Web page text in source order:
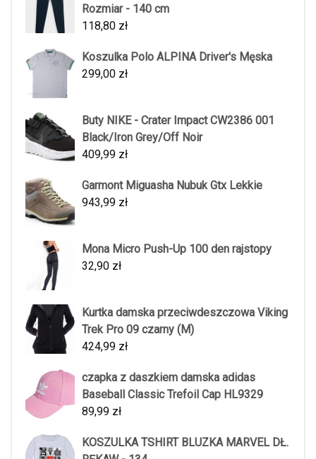
Rozmiar - 140 cm
118,80 zł
Koszulka Polo ALPINA Driver's Męska
299,00 zł
Buty NIKE - Crater Impact CW2386 001
Black/Iron Grey/Off Noir
409,99 zł
Garmont Miguasha Nubuk Gtx Lekkie
943,99 zł
Mona Micro Push-Up 100 den rajstopy
32,90 zł
Kurtka damska przeciwdeszczowa Viking
Trek Pro 09 czarny (M)
424,99 zł
czapka z daszkiem damska adidas
Baseball Classic Trefoil Cap HL9329
89,99 zł
KOSZULKA TSHIRT BLUZKA MARVEL DŁ.